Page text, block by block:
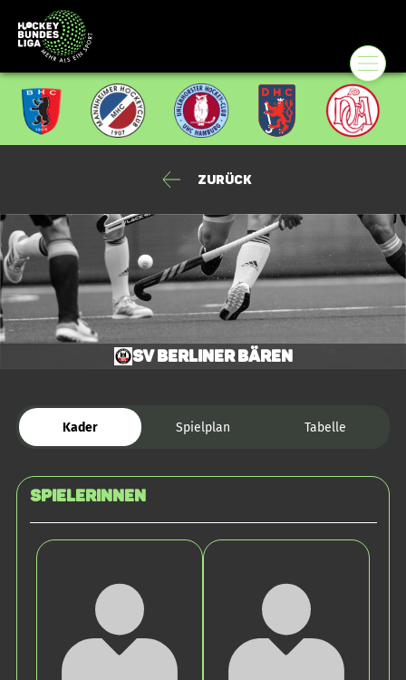
Zurück
SV Berliner Bären
Kader Spielplan Tabelle
SPIELERINNEN